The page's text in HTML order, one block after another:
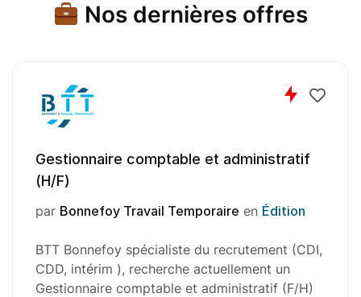
Nos dernières offres
Gestionnaire comptable et administratif
(H/F)
par Bonnefoy Travail Temporaire en Édition
BTT Bonnefoy spécialiste du recrutement (CDI,
CDD, intérim ), recherche actuellement un
Gestionnaire comptable et administratif (F/H)